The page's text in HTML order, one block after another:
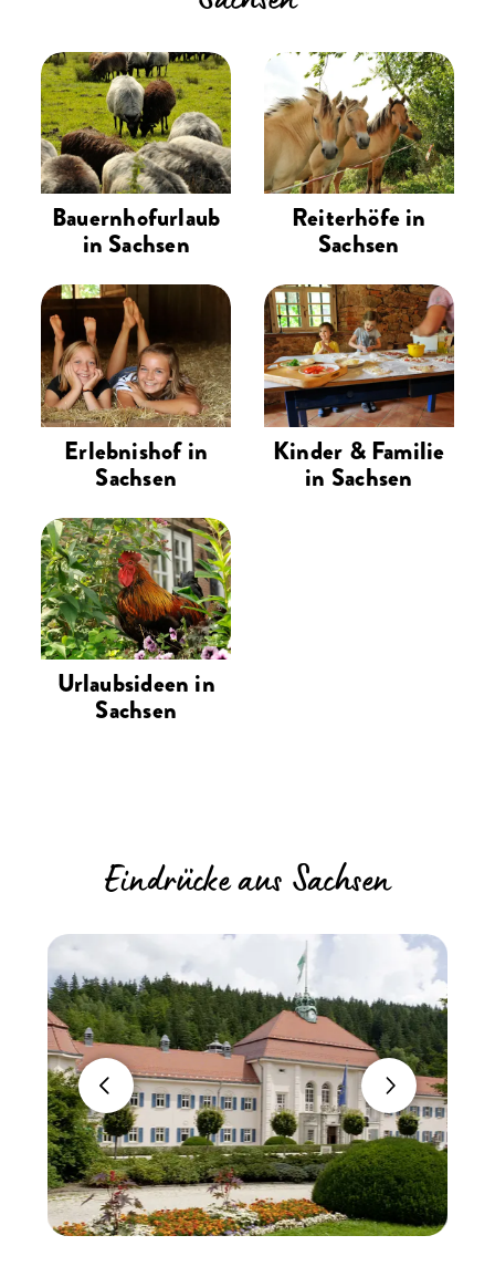
der Unterkunftssuche, um die
passende Unterkunft nach
Ausstattung, Lage oder Reisethema
zu finden.
Mehr anzeigen
Mehr anzeigen
Bauernhofurlaub
in Sachsen
Reiterhöfe in
Sachsen
Erlebnishof in
Sachsen
Kinder & Familie
in Sachsen
Urlaubsideen in
Sachsen
Eindrücke aus Sachsen